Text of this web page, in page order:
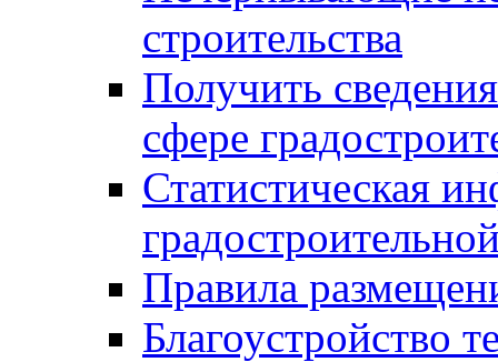
строительства
Получить
сфере
Статистическая
Правила
Благоустройство